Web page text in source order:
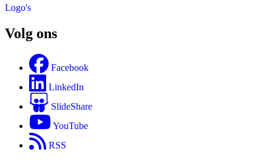
Logo's
Volg ons
Facebook
LinkedIn
SlideShare
YouTube
RSS